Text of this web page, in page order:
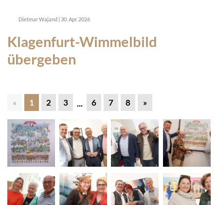
Dietmar Wajand | 30. Apr. 2026
Klagenfurt-Wimmelbild
übergeben
« 1 2 3 ... 6 7 8 »